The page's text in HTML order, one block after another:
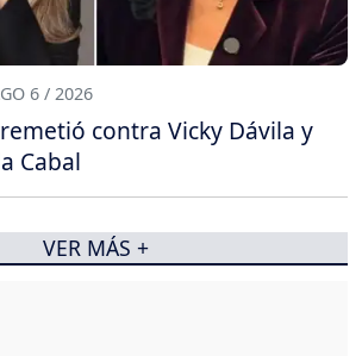
6 / 2026
contra Vicky Dávila y
Cabal
VER MÁS +